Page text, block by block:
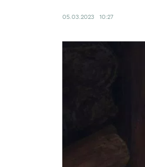
05.03.2023 10:27